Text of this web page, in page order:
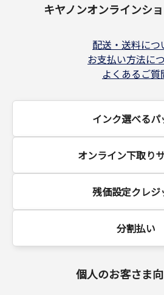
キヤノンオンラインシ
配送・送料につ
お支払い方法に
よくあるご質
インク選べるパ
オンライン下取り
残価設定クレジ
分割払い
個人のお客さま